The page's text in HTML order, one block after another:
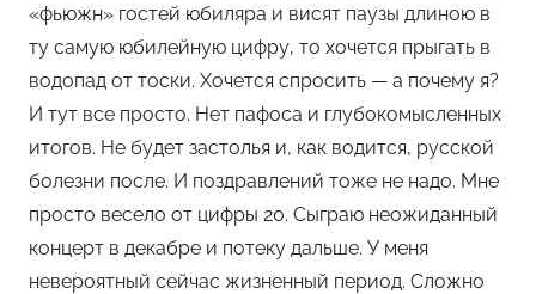
«фьюжн» гостей юбиляра и висят паузы длиною в
ту самую юбилейную цифру, то хочется прыгать в
водопад от тоски. Хочется спросить — а почему я?
И тут все просто. Нет пафоса и глубокомысленных
итогов. Не будет застолья и, как водится, русской
болезни после. И поздравлений тоже не надо. Мне
просто весело от цифры 20. Сыграю неожиданный
концерт в декабре и потеку дальше. У меня
невероятный сейчас жизненный период. Сложно